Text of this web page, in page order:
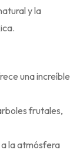
y la
una increíble
frutales,
a la atmósfera